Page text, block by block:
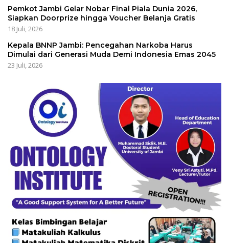
Pemkot Jambi Gelar Nobar Final Piala Dunia 2026,
Siapkan Doorprize hingga Voucher Belanja Gratis
18 Juli, 2026
Kepala BNNP Jambi: Pencegahan Narkoba Harus
Dimulai dari Generasi Muda Demi Indonesia Emas 2045
23 Juli, 2026